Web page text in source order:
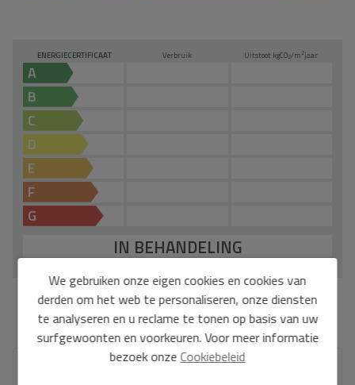
ENERGIECERTIFICAAT Verbruik Uitstoot kgCO2/m2jaar
A
B
C
D
E
F
G
IN BEHANDELING
*Deze informatie is onderhevig aan fouten en maakt geen deel uit van een contract.
Het aanbod kan zonder voorafgaande kennisgeving worden gewijzigd of
ingetrokken. De prijs is exclusief de kosten van de aankoop.
We gebruiken onze eigen cookies en cookies van
derden om het web te personaliseren, onze diensten
te analyseren en u reclame te tonen op basis van uw
surfgewoonten en voorkeuren. Voor meer informatie
bezoek onze Cookiebeleid